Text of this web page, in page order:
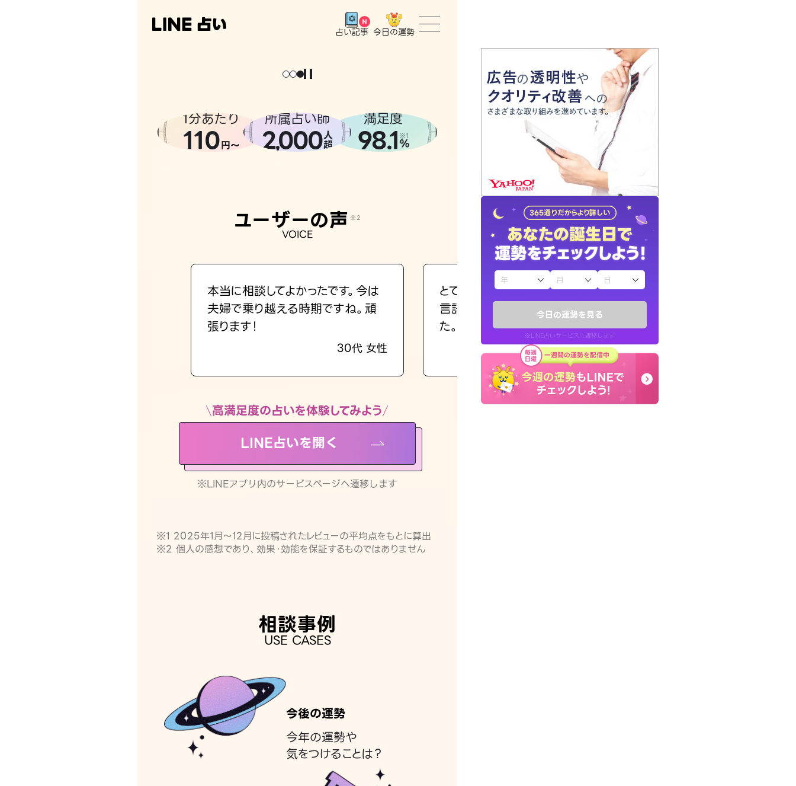
今日の運勢を見る
※LINE占いサービスに遷移します
占い記事 今日の運勢
トップ
ユーザーの声
占いの流れ
おすすめの占い師
よくある質問
えもじの子（占）12星座占い
お知らせ
。
1分あたり
110円〜
所属占い師
2,000人
超
満足度
98.1 ※1
%
ユーザーの声 ※2
VOICE
本当に相談してよかったです。今は
夫婦で乗り越える時期ですね。頑
張ります！
30代 女性
とても的確で感じていた違和感を
言語化してくれたので腑に落ちまし
た。
30代 女性
高満足度の占いを体験してみよう
LINE占いを開く
※LINEアプリ内のサービスページへ遷移します
※1 2025年1月〜12月に投稿されたレビューの平均点をもとに算出
※2 個人の感想であり、効果・効能を保証するものではありません
相談事例
USE CASES
今後の運勢
今年の運勢や
気をつけることは？